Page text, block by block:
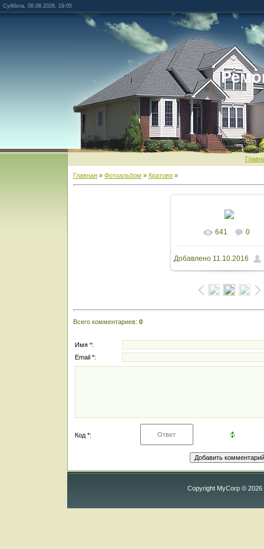
Суббота, 08.08.2026, 19:05
Главная » Фотоальбом » Кратово »
В реальном
1600x1200/
641 0
Добавлено 11.10.2016
Всего комментариев: 0
Имя *:
Email *:
Код *:
Copyright MyCorp © 2026